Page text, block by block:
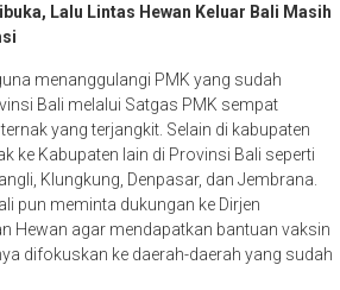
Lalu Lintas Hewan Keluar Bali Masih
menanggulangi PMK yang sudah
Bali melalui Satgas PMK sempat
yang terjangkit. Selain di kabupaten
ke Kabupaten lain di Provinsi Bali seperti
Klungkung, Denpasar, dan Jembrana.
pun meminta dukungan ke Dirjen
Hewan agar mendapatkan bantuan vaksin
difokuskan ke daerah-daerah yang sudah